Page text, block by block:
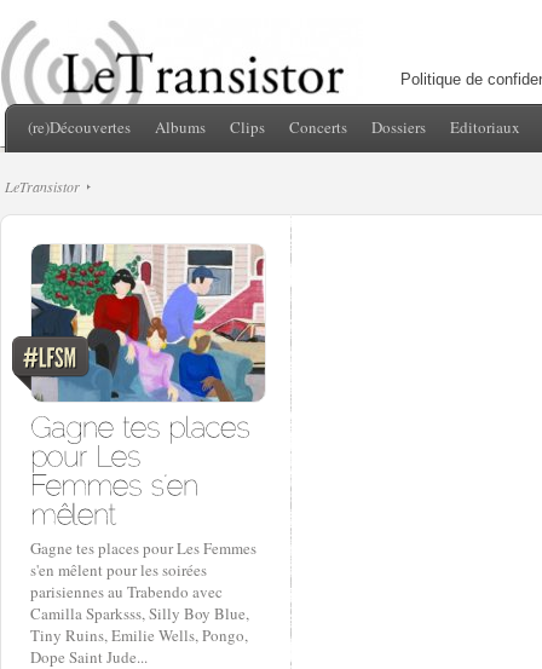
Politique de
(re)Découvertes Albums Clips Concerts Dossiers Editoriaux
LeTransistor
Gagne tes places pour Les Femmes
s'en mêlent pour les soirées
parisiennes au Trabendo avec
Camilla Sparksss, Silly Boy Blue,
Tiny Ruins, Emilie Wells, Pongo,
Dope Saint Jude...